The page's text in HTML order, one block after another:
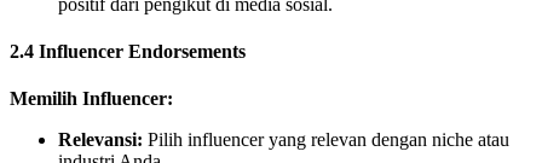
positif dari pengikut di media sosial.
2.4 Influencer Endorsements
Memilih Influencer:
Relevansi: Pilih influencer yang relevan dengan niche atau